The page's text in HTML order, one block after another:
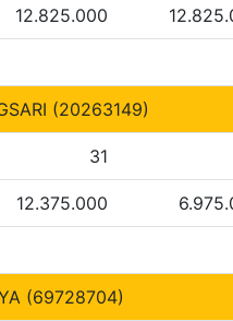
12.825.000
(20263149)
31
12.375.000
(69728704)